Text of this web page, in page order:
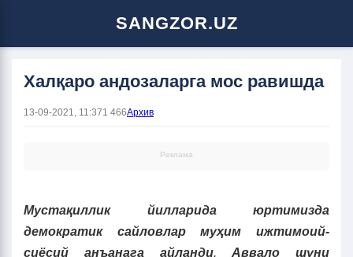
SANGZOR.UZ
Халқаро андозаларга мос равишда
13-09-2021, 11:371 466Архив
Реклама
Мустақиллик йилларида юртимизда
демократик сайловлар муҳим ижтимоий-
сиёсий анъанага айланди.
Аввало шуни